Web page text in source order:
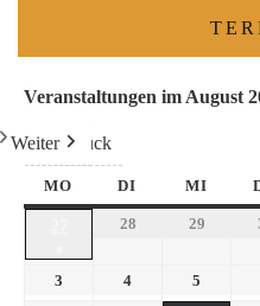
Veranstaltungen im August
Zurück
Heute
Weiter
MO DI MI
28 29
3 4 5